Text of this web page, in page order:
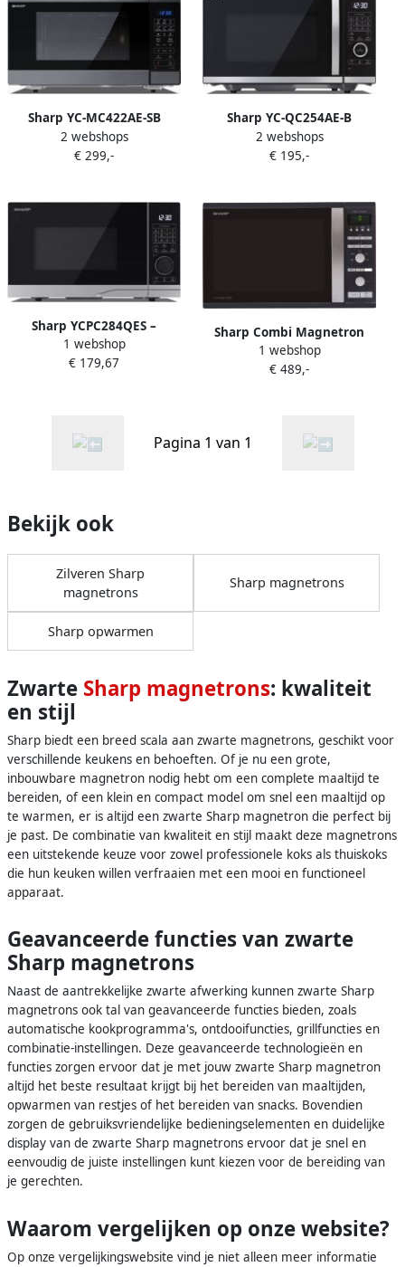
Sharp YC-MC422AE-SB
combimagnetron met grill
en heteluchtoven 1000W 42
2 webshops
€ 299,-
Sharp YC-QC254AE-B
Flatbed Combi magnetron
900W 25ltr zwart
2 webshops
€ 195,-
Sharp YCPC284QES –
combimagnetron –
vrijstaand – 28 liter –
1 webshop
€ 179,67
Sharp Combi Magnetron
R941BKW | Microgolfovens
| Keuken&Koken
1 webshop
€ 489,-
Pagina 1 van 1
Bekijk ook
Zilveren Sharp
magnetrons
Sharp magnetrons
Sharp opwarmen
Zwarte Sharp magnetrons: kwaliteit
en stijl
Sharp biedt een breed scala aan zwarte magnetrons, geschikt voor
verschillende keukens en behoeften. Of je nu een grote,
inbouwbare magnetron nodig hebt om een complete maaltijd te
bereiden, of een klein en compact model om snel een maaltijd op
te warmen, er is altijd een zwarte Sharp magnetron die perfect bij
je past. De combinatie van kwaliteit en stijl maakt deze magnetrons
een uitstekende keuze voor zowel professionele koks als thuiskoks
die hun keuken willen verfraaien met een mooi en functioneel
apparaat.
Geavanceerde functies van zwarte
Sharp magnetrons
Naast de aantrekkelijke zwarte afwerking kunnen zwarte Sharp
magnetrons ook tal van geavanceerde functies bieden, zoals
automatische kookprogramma's, ontdooifuncties, grillfuncties en
combinatie-instellingen. Deze geavanceerde technologieën en
functies zorgen ervoor dat je met jouw zwarte Sharp magnetron
altijd het beste resultaat krijgt bij het bereiden van maaltijden,
opwarmen van restjes of het bereiden van snacks. Bovendien
zorgen de gebruiksvriendelijke bedieningselementen en duidelijke
display van de zwarte Sharp magnetrons ervoor dat je snel en
eenvoudig de juiste instellingen kunt kiezen voor de bereiding van
je gerechten.
Waarom vergelijken op onze website?
Op onze vergelijkingswebsite vind je niet alleen meer informatie